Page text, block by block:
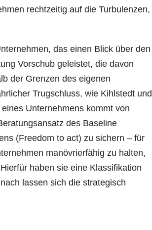
rechtzeitig auf die Turbulenzen,
das einen Blick über den
Vorschub geleistet, die davon
der Grenzen des eigenen
Trugschluss, wie Kihlstedt und
Unternehmens kommt von
des Baseline
(Freedom to act) zu sichern – für
manövrierfähig zu halten,
haben sie eine Klassifikation
lassen sich die strategisch